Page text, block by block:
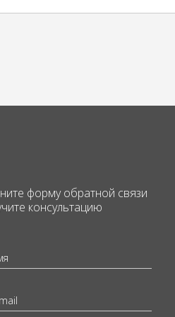
формуобратной связи
консультацию